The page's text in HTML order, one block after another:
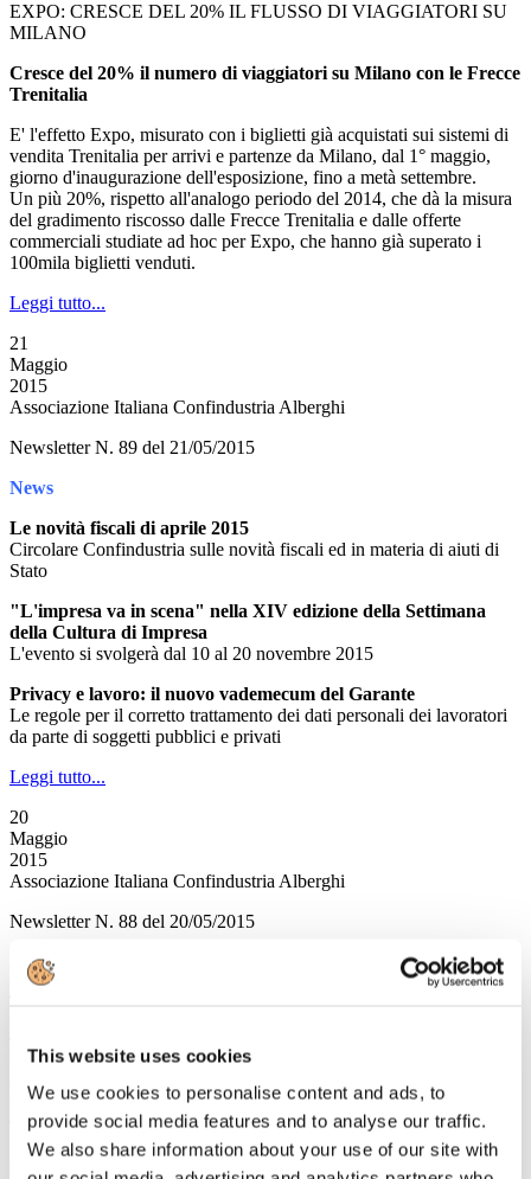
This website uses cookies
We use cookies to personalise content and ads, to
provide social media features and to analyse our traffic.
We also share information about your use of our site with
EXPO: CRESCE DEL 20% IL FLUSSO DI VIAGGIATORI SU
MILANO
Cresce del 20% il numero di viaggiatori su Milano con le Frecce
Trenitalia
E' l'effetto Expo, misurato con i biglietti già acquistati sui sistemi di
vendita Trenitalia per arrivi e partenze da Milano, dal 1° maggio,
giorno d'inaugurazione dell'esposizione, fino a metà settembre.
Un più 20%, rispetto all'analogo periodo del 2014, che dà la misura
del gradimento riscosso dalle Frecce Trenitalia e dalle offerte
commerciali studiate ad hoc per Expo, che hanno già superato i
100mila biglietti venduti.
Leggi tutto...
21
Maggio
2015
Associazione Italiana Confindustria Alberghi
Newsletter N. 89 del 21/05/2015
News
Le novità fiscali di aprile 2015
Circolare Confindustria sulle novità fiscali ed in materia di aiuti di
Stato
"L'impresa va in scena" nella XIV edizione della Settimana
della Cultura di Impresa
L'evento si svolgerà dal 10 al 20 novembre 2015
Privacy e lavoro: il nuovo vademecum del Garante
Le regole per il corretto trattamento dei dati personali dei lavoratori
da parte di soggetti pubblici e privati
Leggi tutto...
20
Maggio
2015
Associazione Italiana Confindustria Alberghi
Newsletter N. 88 del 20/05/2015
Rassegna Stampa
TTG
Certificati di Eccellenza Tripadvisor, oltre 43mila
riconoscimenti per l'Italia
TTG
Matera ufficialmente Capitale europea Cultura 2019